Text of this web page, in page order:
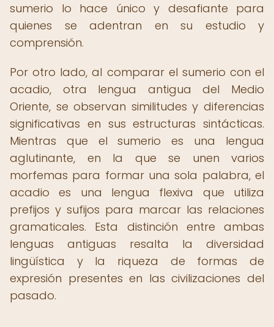
sumerio lo hace único y desafiante para
quienes se adentran en su estudio y
comprensión.
Por otro lado, al comparar el sumerio con el
acadio, otra lengua antigua del Medio
Oriente, se observan similitudes y diferencias
significativas en sus estructuras sintácticas.
Mientras que el sumerio es una lengua
aglutinante, en la que se unen varios
morfemas para formar una sola palabra, el
acadio es una lengua flexiva que utiliza
prefijos y sufijos para marcar las relaciones
gramaticales. Esta distinción entre ambas
lenguas antiguas resalta la diversidad
lingüística y la riqueza de formas de
expresión presentes en las civilizaciones del
pasado.